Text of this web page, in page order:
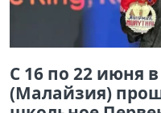
С 16 по 22 июня
(Малайзия)